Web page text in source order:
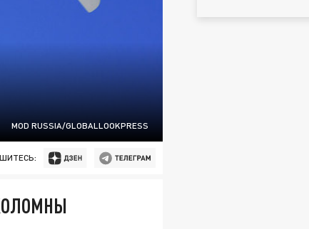
MOD RUSSIA/GLOBALLOOKPRESS